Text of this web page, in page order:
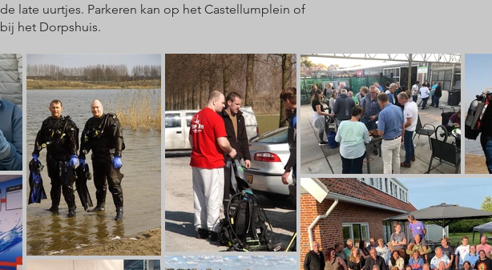
de late uurtjes. Parkeren kan op het Castellumplein of
bij het Dorpshuis.